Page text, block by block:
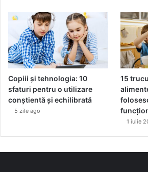
Copiii și tehnologia: 10
sfaturi pentru o utilizare
conștientă și echilibrată
5 zile ago
15
1 iulie